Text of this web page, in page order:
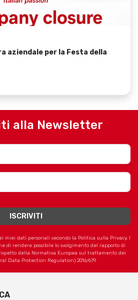
aziendale per la Festa della
alla Newsletter
dati personali secondo la Politica sulla Privacy. I
di rendere possibile lo svolgimento del rapporto di
della Normativa Europea sul trattamento dei
Data Protection Regulation) 2016/679